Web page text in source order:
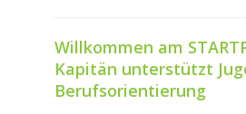
Willkommen am
Kapitän unterstützt
Berufsorientierung